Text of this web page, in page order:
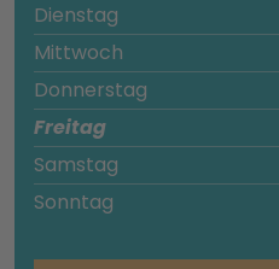
Dienstag
Mittwoch
Donnerstag
Freitag
Samstag
Sonntag